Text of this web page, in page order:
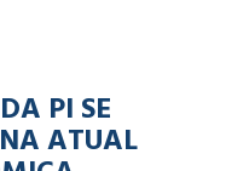
PI SE
ATUAL